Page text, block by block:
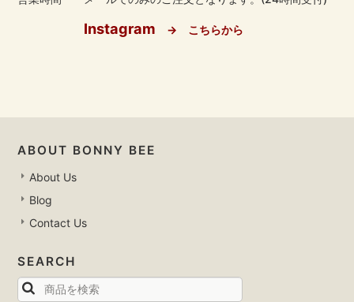
Instagram → こちらから
ABOUT BONNY BEE
About Us
Blog
Contact Us
SEARCH